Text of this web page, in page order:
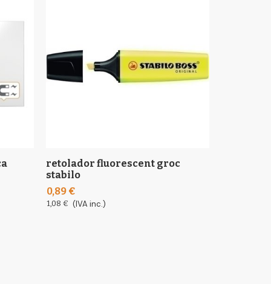
retolador fluorescent groc
stabilo
0,89 €
1,08 € (IVA inc.)